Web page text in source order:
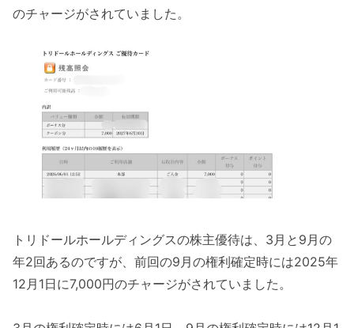
のチャージがされていました。
トリドールホールディングスの株主優待は、3月と9月の
年2回あるのですが、前回の9月の権利確定時には2025年
12月1日に7,000円のチャージがされていました。